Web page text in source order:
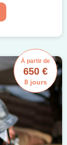
À partir de
650 €
8 jours